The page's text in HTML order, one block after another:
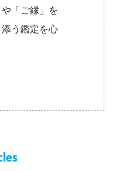
「ご縁」を
う鑑定を心